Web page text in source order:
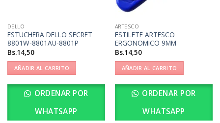
DELLO
ESTUCHERA DELLO SECRET
8801W-8801AU-8801P
Bs.14,50
AÑADIR AL CARRITO
ORDENAR POR
WHATSAPP
ARTESCO
ESTILETE ARTESCO
ERGONOMICO 9MM
Bs.14,50
AÑADIR AL CARRITO
ORDENAR POR
WHATSAPP